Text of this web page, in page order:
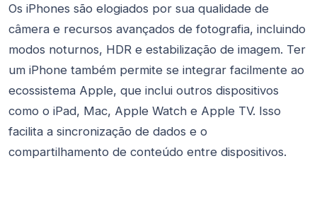
Os iPhones são elogiados por sua qualidade de
câmera e recursos avançados de fotografia, incluindo
modos noturnos, HDR e estabilização de imagem. Ter
um iPhone também permite se integrar facilmente ao
ecossistema Apple, que inclui outros dispositivos
como o iPad, Mac, Apple Watch e Apple TV. Isso
facilita a sincronização de dados e o
compartilhamento de conteúdo entre dispositivos.